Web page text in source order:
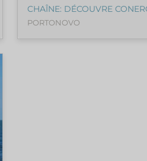
CHAÎNE: DÉCOUVRE
PORTONOVO